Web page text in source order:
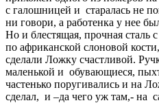
с галошницей и старалась не
ни говори, а работенка у нее
Но и блестящая, прочная сталь
по африканской слоновой
сделали Ложку счастливой.
маленькой и обувающиеся,
частенько поругивались и на
сделал, и –да чего уж там,- на